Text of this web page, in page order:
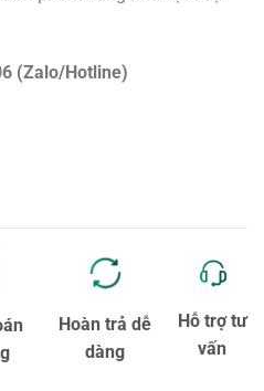
(Zalo/Hotline)
Hoàn trả dễ
dàng
Hỗ trợ tư
vấn